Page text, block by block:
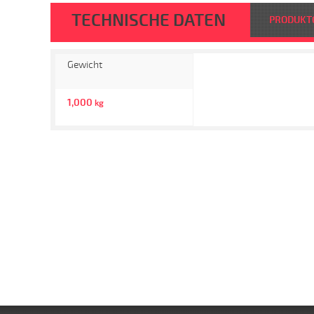
TECHNISCHE DATEN
Gewicht
1,000 kg